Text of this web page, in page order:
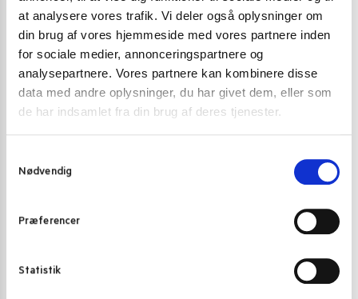
at analysere vores trafik. Vi deler også oplysninger om
din brug af vores hjemmeside med vores partnere inden
for sociale medier, annonceringspartnere og
analysepartnere. Vores partnere kan kombinere disse
data med andre oplysninger, du har givet dem, eller som
de har indsamlet fra din brug af deres tjenester.
Nødvendig
Præferencer
Statistik
Yum Yum